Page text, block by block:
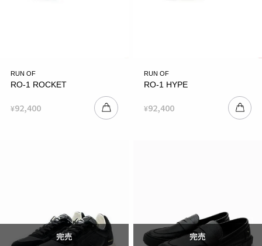
RUN OF
RO-1 ROCKET
¥92,400
RUN OF
RO-1 HYPE
¥92,400